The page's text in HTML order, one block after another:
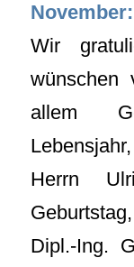
November:
Wir
wünschen
allem
Herrn
Geburtstag,
Dipl.-Ing.